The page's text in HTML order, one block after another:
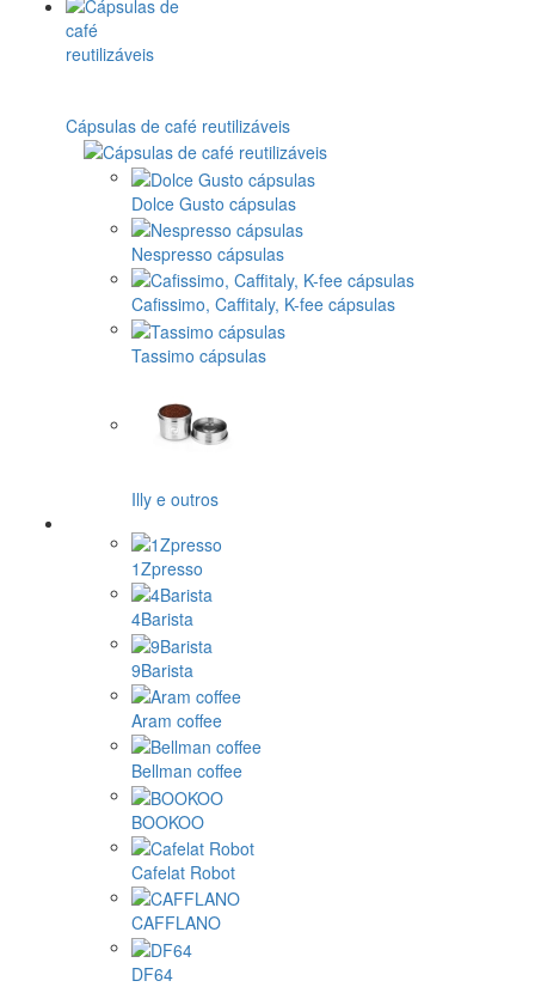
Cápsulas de café reutilizáveis
Dolce Gusto cápsulas
Nespresso cápsulas
Cafissimo, Caffitaly, K-fee cápsulas
Tassimo cápsulas
Illy e outros
1Zpresso
4Barista
9Barista
Aram coffee
Bellman coffee
BOOKOO
Cafelat Robot
CAFFLANO
DF64